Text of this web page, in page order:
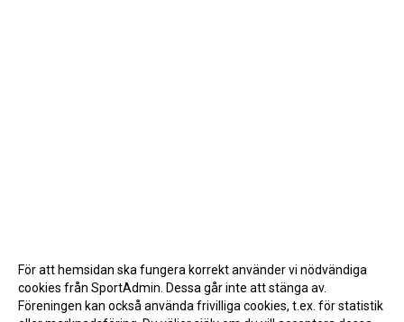
För att hemsidan ska fungera korrekt använder vi nödvändiga
cookies från SportAdmin. Dessa går inte att stänga av.
Föreningen kan också använda frivilliga cookies, t.ex. för statistik